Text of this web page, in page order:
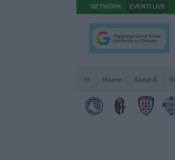
NETWORK EVENTI LIVE
Home Serie A